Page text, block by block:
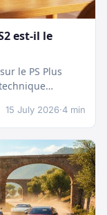
est-il le
le PS Plus
15 July 2026·4 min